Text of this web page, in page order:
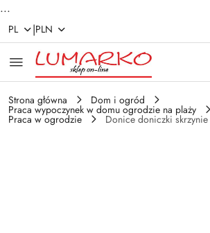
...
Przejdź do treści głównej
Przejdź do wyszukiwarki
Przejdź do moje konto
Przejdź do menu głównego
Przejdź do opisu produktu
Przejdź do stopki
PL |PLN
Strona główna Dom i ogród
Praca wypoczynek w domu ogrodzie na plaży
Praca w ogrodzie Donice doniczki skrzynie